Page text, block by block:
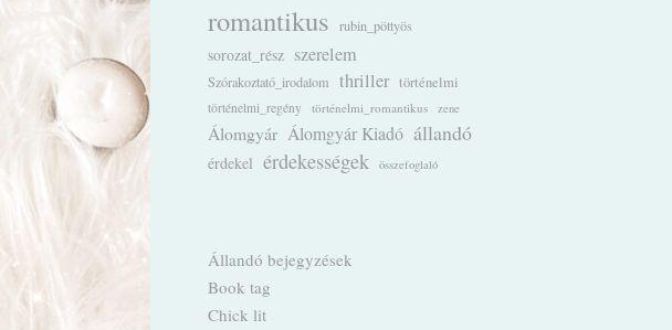
romantikus rubin_pöttyös
sorozat_rész szerelem
Szórakoztató_irodalom thriller történelmi
történelmi_regény történelmi_romantikus zene
Álomgyár Álomgyár Kiadó állandó
érdekel érdekességek összefoglaló
Állandó bejegyzések
Book tag
Chick lit